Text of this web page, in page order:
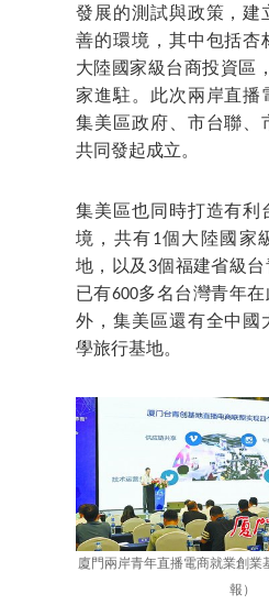
發展的測試與政策，建
善的環境，其中包括杏
大陸國家級台商投資區
家進駐。此次兩岸直播
集美區政府、市台聯、
共同發起成立。
集美區也同時打造有利
境，共有1個大陸國家
地，以及3個福建省級
已有600多名台灣青年
外，集美區還有全中國
學旅行基地。
廈門兩岸青年直播電商就業創業
報）